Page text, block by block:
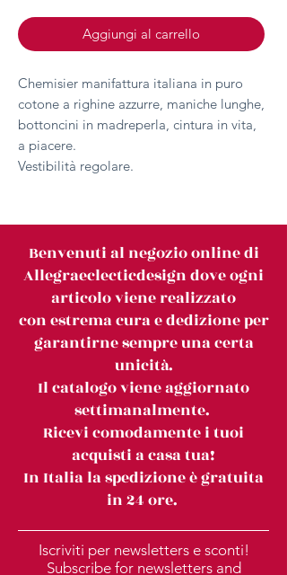
Aggiungi al carrello
Chemisier manifattura italiana in puro
cotone a righine azzurre, maniche lunghe,
bottoncini in madreperla, cintura in vita,
a piacere.
Vestibilità regolare.
Benvenuti al negozio online di
Allegraeclecticdesign dove ogni
articolo viene realizzato
con estrema cura e dedizione per
garantirne sempre una certa
unicità.
Il catalogo viene aggiornato
settimanalmente.
Ricevi comodamente i tuoi
acquisti a casa tua!
In Italia la spedizione è gratuita
in 24 ore.
Iscriviti per newsletters e sconti!
Subscribe for newsletters and